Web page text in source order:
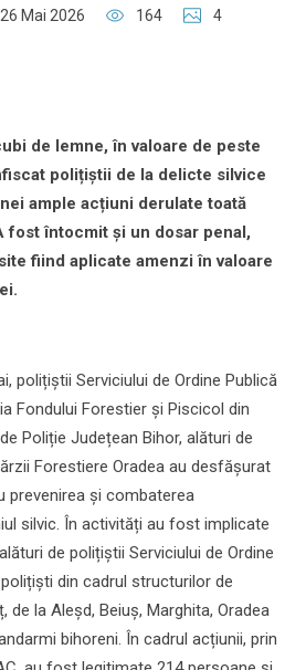
26 Mai 2026 164
4
de lemne, în valoare de peste
polițiștii de la delicte silvice
ample acțiuni derulate toată
fost întocmit și un dosar penal,
fiind aplicate amenzi în valoare
polițiștii Serviciului de Ordine Publică
Fondului Forestier și Piscicol din
Poliție Județean Bihor, alături de
Forestiere Oradea au desfășurat
prevenirea și combaterea
silvic. În activități au fost implicate
de polițiștii Serviciului de Ordine
din cadrul structurilor de
de la Aleșd, Beiuș, Marghita, Oradea
bihoreni. În cadrul acțiunii, prin